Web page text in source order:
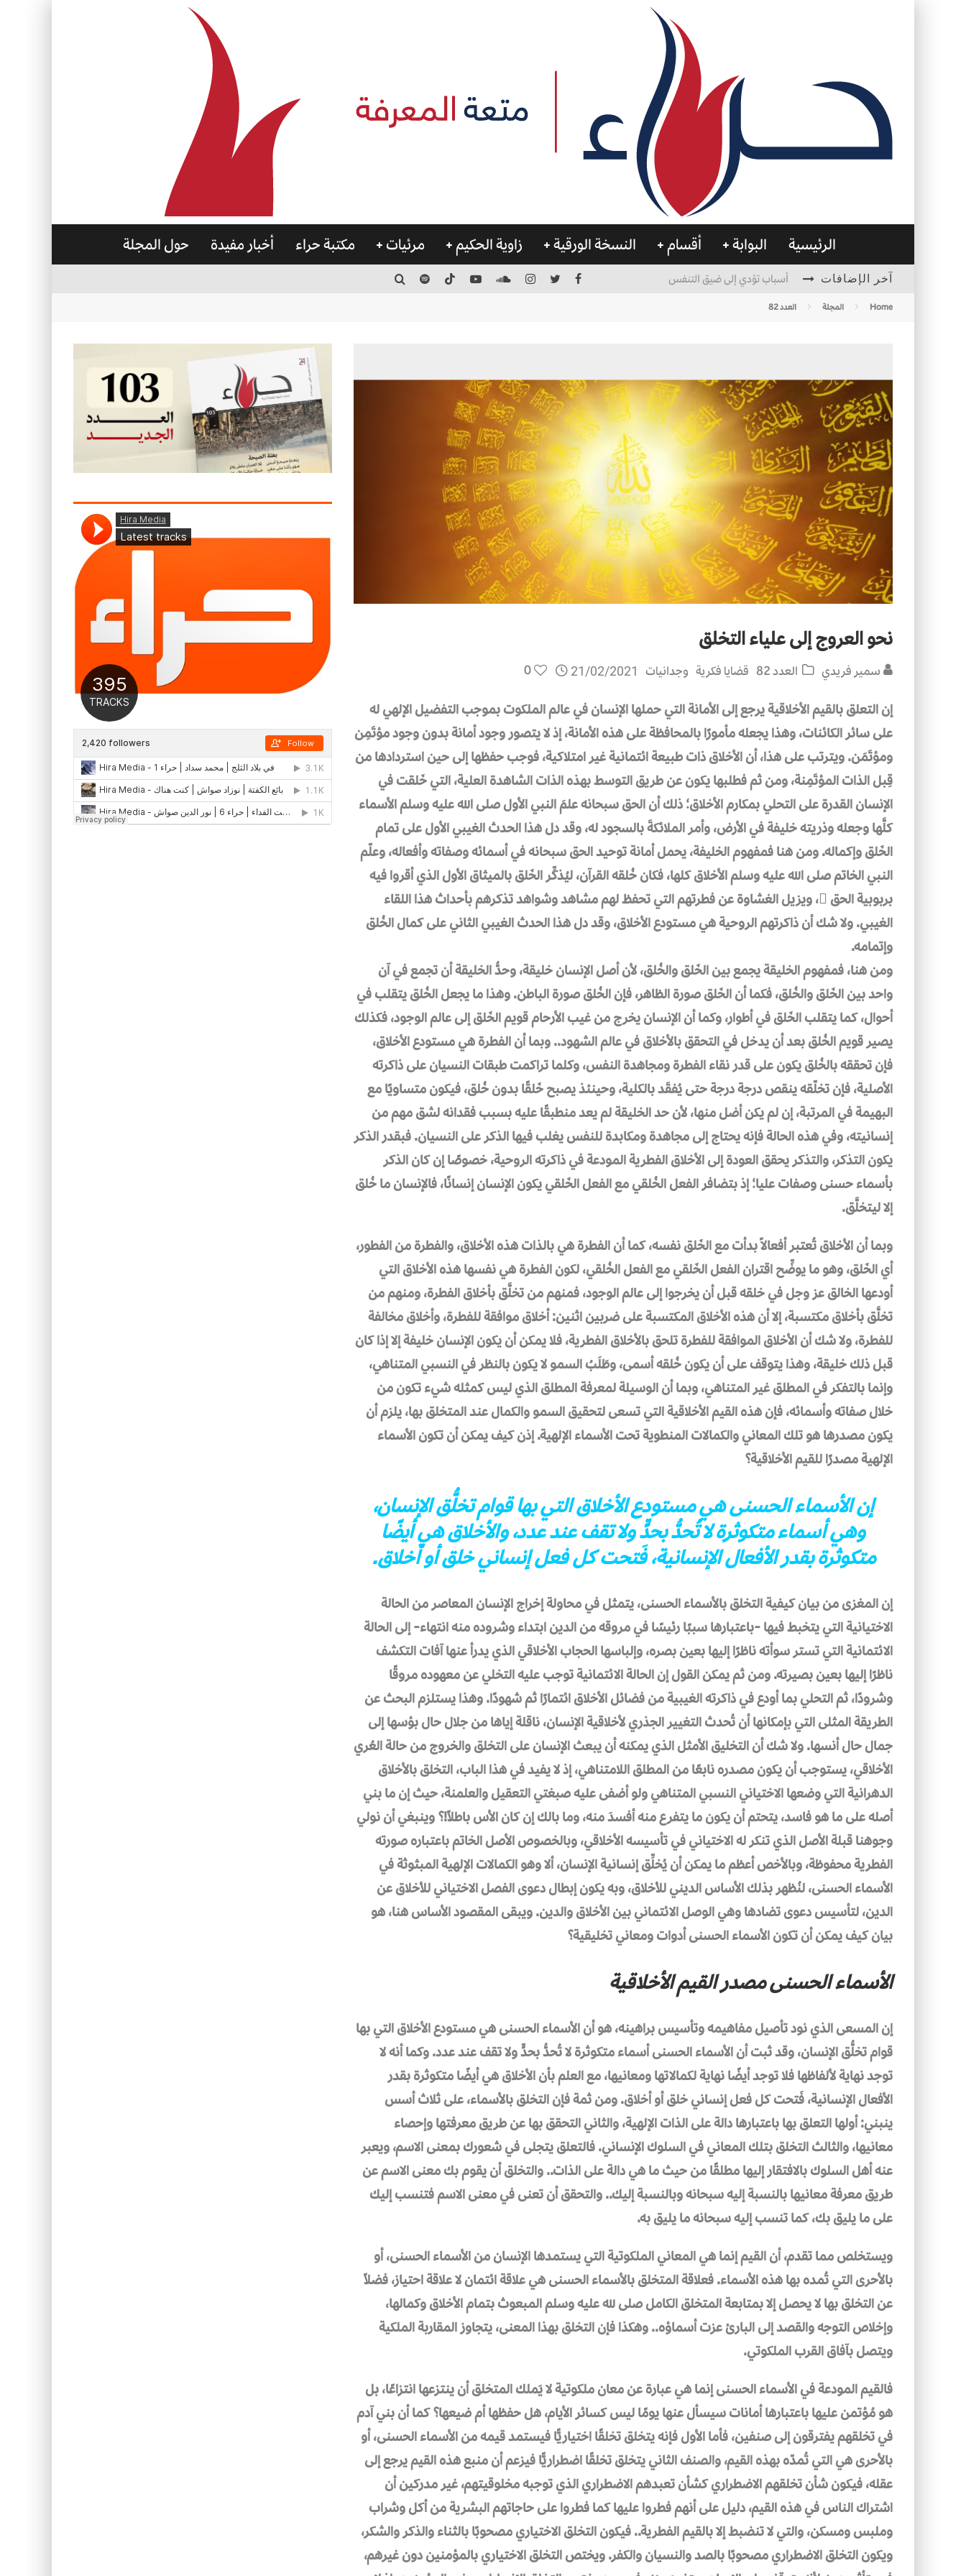
الرئيسية البوابة أقسام النسخة الورقية زاوية الحكيم مرئيات مكتبة حراء أخبار مفيدة حول المجلة
آخر الإضافات أسباب تؤدي إلى ضيق التنفس
الأمن في ضوء الوحي Home المجلة العدد 82
نحو العروج إلى علياء التخلق
سمير فريدي العدد 82 قضايا فكرية وجدانيات 21/02/2021
0
إن التعلق بالقيم الأخلاقية يرجع إلى الأمانة التي حملها الإنسان في عالم الملكوت بموجب التفضيل الإلهي له
على سائر الكائنات، وهذا يجعله مأمورًا بالمحافظة على هذه الأمانة، إذ لا يتصور وجود أمانة بدون وجود مؤتَمِن
ومؤتَمَن. ويترتب على هذا، أن الأخلاق ذات طبيعة ائتمانية غير امتلاكية، فوجب حفظها إلى حين استردادها من
قِبل الذات المؤتَمِنة، ومن ثم فطلبها يكون عن طريق التوسط بهذه الذات الشاهدة العلية، التي خَلقت في
الإنسان القدرة على التحلي بمكارم الأخلاق؛ ذلك أن الحق سبحانه علمَ النبي الأول صلى الله عليه وسلم الأسماء
كلَّها وجعله وذريته خليفة في الأرض، وأمر الملائكةَ بالسجود له، وقد دل هذا الحدث الغيبي الأول على تمام
الخَلق وإكماله. ومن هنا فمفهوم الخليفة، يحمل أمانة توحيد الحق سبحانه في أسمائه وصفاته وأفعاله، وعلّم
النبي الخاتم صلى الله عليه وسلم الأخلاق كلها، فكان خُلقه القرآن، ليُذكِّر الخَلق بالميثاق الأول الذي أقروا فيه
بربوبية الحق ، ويزيل الغشاوة عن فطرتهم التي تحفظ لهم مشاهد وشواهد تذكرهم بأحداث هذا اللقاء
الغيبي. ولا شك أن ذاكرتهم الروحية هي مستودع الأخلاق، وقد دل هذا الحدث الغيبي الثاني على كمال الخُلق
وإتمامه.
ومن هنا، فمفهوم الخليقة يجمع بين الخَلق والخُلق، لأن أصل الإنسان خليقة، وحدُّ الخليقة أن تجمع في آن
واحد بين الخَلق والخُلق، فكما أن الخَلق صورة الظاهر، فإن الخُلق صورة الباطن. وهذا ما يجعل الخُلق يتقلب في
أحوال، كما يتقلب الخَلق في أطوار، وكما أن الإنسان يخرج من غيب الأرحام قويم الخَلق إلى عالم الوجود، فكذلك
يصير قويم الخُلق بعد أن يدخل في التحقق بالأخلاق في عالم الشهود.. وبما أن الفطرة هي مستودع الأخلاق،
فإن تحققه بالخُلق يكون على قدر نقاء الفطرة ومجاهدة النفس، وكلما تراكمت طبقات النسيان على ذاكرته
الأصلية، فإن تخلّقه ينقص درجة درجة حتى يُفقَد بالكلية، وحينئذ يصبح خَلقًا بدون خُلق، فيكون متساويًا مع
البهيمة في المرتبة، إن لم يكن أضل منها، لأن حد الخليقة لم يعد منطبقًا عليه بسبب فقدانه لشق مهم من
إنسانيته، وفي هذه الحالة فإنه يحتاج إلى مجاهدة ومكابدة للنفس يغلب فيها الذكر على النسيان. فبقدر الذكر
يكون التذكر، والتذكر يحقق العودة إلى الأخلاق الفطرية المودعة في ذاكرته الروحية، خصوصًا إن كان الذكر
بأسماء حسنى وصفات عليا؛ إذ بتضافر الفعل الخُلقي مع الفعل الخَلقي يكون الإنسان إنسانًا، فالإنسان ما خُلق
إلا ليتخلَّق.
وبما أن الأخلاق تُعتبر أفعالاً بدأت مع الخَلق نفسه، كما أن الفطرة هي بالذات هذه الأخلاق، والفطرة من الفطور،
أي الخَلق، وهو ما يوضِّح اقتران الفعل الخَلقي مع الفعل الخُلقي، لكون الفطرة هي نفسها هذه الأخلاق التي
أودعها الخالق عز وجل في خلقه قبل أن يخرجوا إلى عالم الوجود، فمنهم من تخلَّق بأخلاق الفطرة، ومنهم من
تخلَّق بأخلاق مكتسبة، إلا أن هذه الأخلاق المكتسبة على ضربين اثنين: أخلاق موافقة للفطرة، وأخلاق مخالفة
للفطرة، ولا شك أن الأخلاق الموافقة للفطرة تلحق بالأخلاق الفطرية، فلا يمكن أن يكون الإنسان خليفة إلا إذا كان
قبل ذلك خليقة، وهذا يتوقف على أن يكون خُلقه أسمى، وطَلَبُ السمو لا يكون بالنظر في النسبي المتناهي،
وإنما بالتفكر في المطلق غير المتناهي، وبما أن الوسيلة لمعرفة المطلق الذي ليس كمثله شيء تكون من
خلال صفاته وأسمائه، فإن هذه القيم الأخلاقية التي تسعى لتحقيق السمو والكمال عند المتخلق بها، يلزم أن
يكون مصدرها هو تلك المعاني والكمالات المنطوية تحت الأسماء الإلهية. إذن كيف يمكن أن تكون الأسماء
الإلهية مصدرًا للقيم الأخلاقية؟
إن الأسماء الحسنى هي مستودع الأخلاق التي بها قوام تخلُّق الإنسان،
وهي أسماء متكوثرة لا تُحدُّ بحدٍّ ولا تقف عند عدد، والأخلاق هي أيضًا
متكوثرة بقدر الأفعال الإنسانية، فَتحت كل فعل إنساني خلق أو أخلاق.
إن المغزى من بيان كيفية التخلق بالأسماء الحسنى، يتمثل في محاولة إخراج الإنسان المعاصر من الحالة
الاختيانية التي يتخبط فيها -باعتبارها سببًا رئيسًا في مروقه من الدين ابتداء وشروده منه انتهاء- إلى الحالة
الائتمانية التي تستر سوأته ناظرًا إليها بعين بصره، وإلباسها الحجاب الأخلاقي الذي يدرأ عنها آفات التكشف
ناظرًا إليها بعين بصيرته. ومن ثم يمكن القول إن الحالة الائتمانية توجب عليه التخلي عن معهوده مروقًا
وشرودًا، ثم التحلي بما أودع في ذاكرته الغيبية من فضائل الأخلاق ائتمارًا ثم شهودًا. وهذا يستلزم البحث عن
الطريقة المثلى التي بإمكانها أن تُحدث التغيير الجذري لأخلاقية الإنسان، ناقلة إياها من جلال حال بؤسها إلى
جمال حال أنسها. ولا شك أن التخليق الأمثل الذي يمكنه أن يبعث الإنسان على التخلق والخروج من حالة العُري
الأخلاقي، يستوجب أن يكون مصدره نابعًا من المطلق اللامتناهي، إذ لا يفيد في هذا الباب، التخلق بالأخلاق
الدهرانية التي وضعها الاختياني النسبي المتناهي ولو أضفى عليه صبغتي التعقيل والعلمنة، حيث إن ما بني
أصله على ما هو فاسد، يتحتم أن يكون ما يتفرع منه أفسدَ منه، وما بالك إن كان الأس باطلاً!؟ وينبغي أن نولي
وجوهنا قبلة الأصل الذي تنكر له الاختياني في تأسيسه الأخلاقي، وبالخصوص الأصل الخاتم باعتباره صورته
الفطرية محفوظة، وبالأخص أعظم ما يمكن أن يُخلِّق إنسانية الإنسان، ألا وهو الكمالات الإلهية المبثوثة في
الأسماء الحسنى، لنُظهر بذلك الأساس الديني للأخلاق، وبه يكون إبطال دعوى الفصل الاختياني للأخلاق عن
الدين، لتأسيس دعوى تضادها وهي الوصل الائتماني بين الأخلاق والدين. ويبقى المقصود الأساس هنا، هو
بيان كيف يمكن أن تكون الأسماء الحسنى أدوات ومعاني تخليقية؟
الأسماء الحسنى مصدر القيم الأخلاقية
إن المسعى الذي نود تأصيل مفاهيمه وتأسيس براهينه، هو أن الأسماء الحسنى هي مستودع الأخلاق التي بها
قوام تخلُّق الإنسان، وقد ثبت أن الأسماء الحسنى أسماء متكوثرة لا تُحدُّ بحدٍّ ولا تقف عند عدد. وكما أنه لا
توجد نهاية لألفاظها فلا توجد أيضًا نهاية لكمالاتها ومعانيها، مع العلم بأن الأخلاق هي أيضًا متكوثرة بقدر
الأفعال الإنسانية، فَتحت كل فعل إنساني خلق أو أخلاق. ومن ثمة فإن التخلق بالأسماء، على ثلاث أسس
ينبني: أولها التعلق بها باعتبارها دالة على الذات الإلهية، والثاني التحقق بها عن طريق معرفتها وإحصاء
معانيها، والثالث التخلق بتلك المعاني في السلوك الإنساني. فالتعلق يتجلى في شعورك بمعنى الاسم، ويعبر
عنه أهل السلوك بالافتقار إليها مطلقًا من حيث ما هي دالة على الذات.. والتخلق أن يقوم بك معنى الاسم عن
طريق معرفة معانيها بالنسبة إليه سبحانه وبالنسبة إليك.. والتحقق أن تعنى في معنى الاسم فتنسب إليك
على ما يليق بك، كما تنسب إليه سبحانه ما يليق به.
ويستخلص مما تقدم، أن القيم إنما هي المعاني الملكوتية التي يستمدها الإنسان من الأسماء الحسنى، أو
بالأحرى التي تُمده بها هذه الأسماء. فعلاقة المتخلق بالأسماء الحسنى هي علاقة ائتمان لا علاقة احتياز، فضلاً
عن التخلق بها لا يحصل إلا بمتابعة المتخلق الكامل صلى لله عليه وسلم المبعوث بتمام الأخلاق وكمالها،
وإخلاص التوجه والقصد إلى البارئ عزت أسماؤه.. وهكذا فإن التخلق بهذا المعنى، يتجاوز المقاربة الملكية
ويتصل بآفاق القرب الملكوتي.
فالقيم المودعة في الأسماء الحسنى إنما هي عبارة عن معان ملكوتية لا يَملك المتخلق أن ينتزعها انتزاعًا، بل
هو مُؤتمن عليها باعتبارها أمانات سيسأل عنها يومًا ليس كسائر الأيام، هل حفظها أم ضيعها؟ كما أن بني آدم
في تخلقهم يفترقون إلى صنفين، فأما الأول فإنه يتخلق تخلقًا اختياريًّا فيستمد قيمه من الأسماء الحسنى، أو
بالأحرى هي التي تُمدّه بهذه القيم، والصنف الثاني يتخلق تخلقًا اضطراريًّا فيزعم أن منبع هذه القيم يرجع إلى
عقله، فيكون شأن تخلقهم الاضطراري كشأن تعبدهم الاضطراري الذي توجبه مخلوقيتهم، غير مدركين أن
اشتراك الناس في هذه القيم، دليل على أنهم فطروا عليها كما فطروا على حاجاتهم البشرية من أكل وشراب
وملبس ومسكن، والتي لا تنضبط إلا بالقيم الفطرية.. فيكون التخلق الاختياري مصحوبًا بالثناء والذكر والشكر،
ويكون التخلق الاضطراري مصحوبًا بالصد والنسيان والكفر. ويختص التخلق الاختياري بالمؤمنين دون غيرهم،